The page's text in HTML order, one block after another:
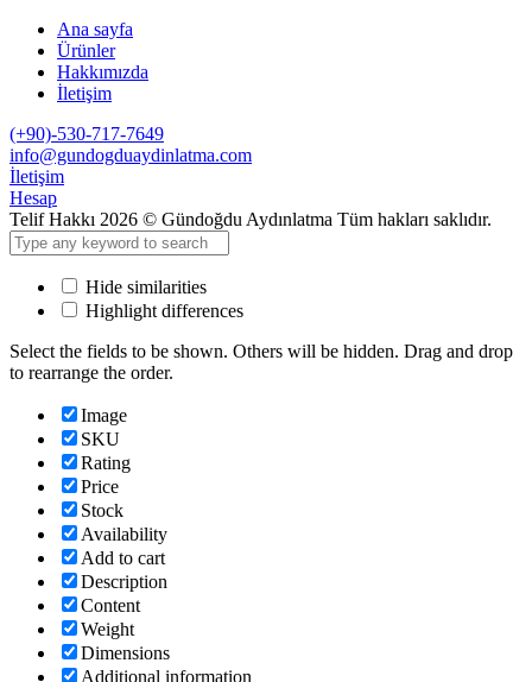
Ana sayfa
Ürünler
Hakkımızda
İletişim
(+90)-530-717-7649
info@gundogduaydinlatma.com
İletişim
Hesap
Telif Hakkı 2026 © Gündoğdu Aydınlatma Tüm hakları saklıdır.
Hide similarities
Highlight differences
Select the fields to be shown. Others will be hidden. Drag and drop
to rearrange the order.
Image
SKU
Rating
Price
Stock
Availability
Add to cart
Description
Content
Weight
Dimensions
Additional information